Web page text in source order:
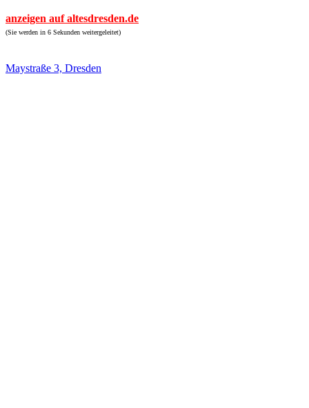
anzeigen auf altesdresden.de
(Sie werden in 6 Sekunden weitergeleitet)
Maystraße 3, Dresden